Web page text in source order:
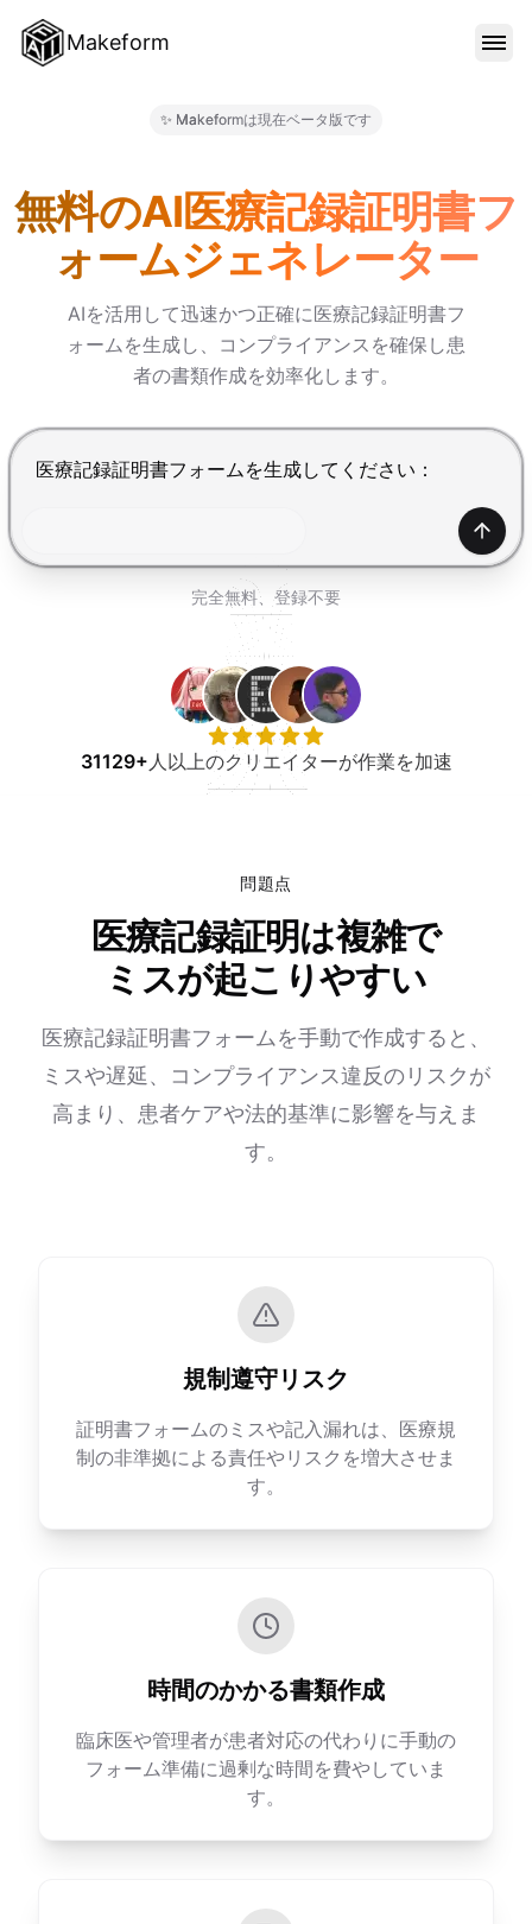
Makeform
ブログ
料金
サインイン
✨ Makeformは現在ベータ版です
無料のAI医療記録証明書フ
ォームジェネレーター
AIを活用して迅速かつ正確に医療記録証明書フ
ォームを生成し、コンプライアンスを確保し患
者の書類作成を効率化します。
Enterで送信、Shift+Enterで改行
生成
完全無料、登録不要
31129+人以上のクリエイターが作業を加速
問題点
医療記録証明は複雑で
ミスが起こりやすい
医療記録証明書フォームを手動で作成すると、
ミスや遅延、コンプライアンス違反のリスクが
高まり、患者ケアや法的基準に影響を与えま
す。
規制遵守リスク
証明書フォームのミスや記入漏れは、医療規
制の非準拠による責任やリスクを増大させま
す。
時間のかかる書類作成
臨床医や管理者が患者対応の代わりに手動の
フォーム準備に過剰な時間を費やしていま
す。